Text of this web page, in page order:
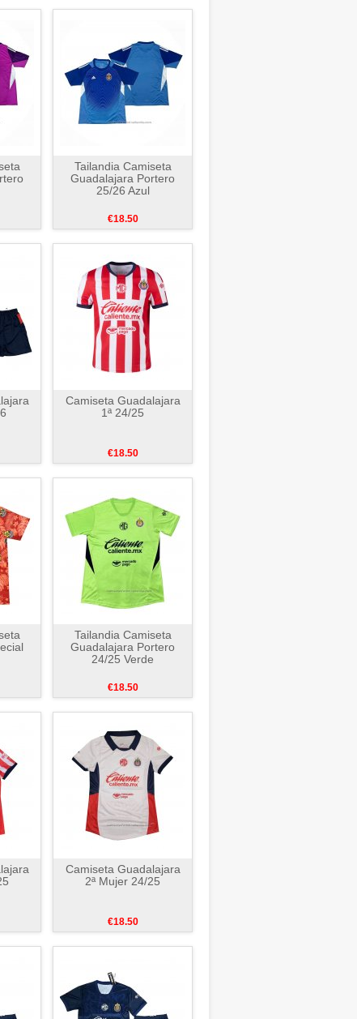
Tailandia Camiseta
Guadalajara Portero
25/26 Azul
€18.50
Camiseta Guadalajara
1ª 24/25
€18.50
Tailandia Camiseta
Guadalajara Portero
24/25 Verde
€18.50
Camiseta Guadalajara
2ª Mujer 24/25
€18.50